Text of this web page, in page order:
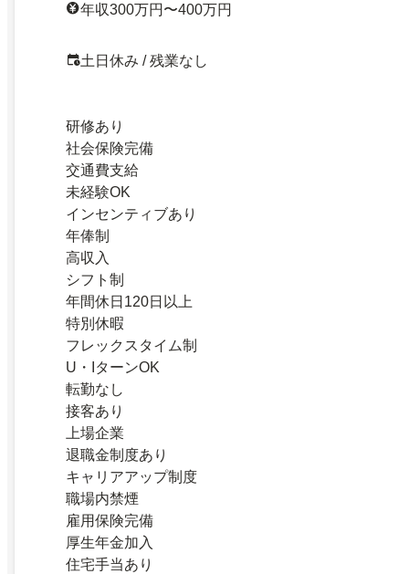
年収300万円〜400万円
土日休み / 残業なし
研修あり
社会保険完備
交通費支給
未経験OK
インセンティブあり
年俸制
高収入
シフト制
年間休日120日以上
特別休暇
フレックスタイム制
U・IターンOK
転勤なし
接客あり
上場企業
退職金制度あり
キャリアアップ制度
職場内禁煙
雇用保険完備
厚生年金加入
住宅手当あり